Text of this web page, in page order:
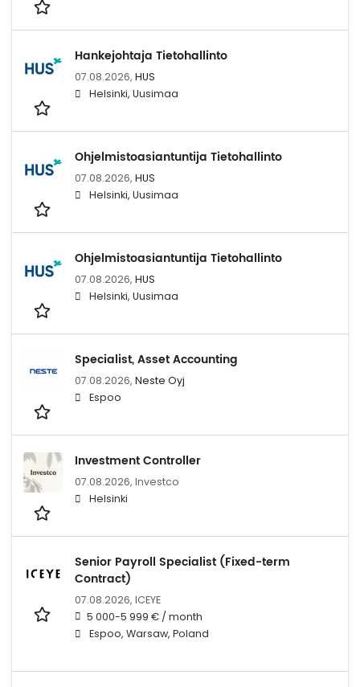
Hankejohtaja Tietohallinto
07.08.2026, HUS
Helsinki, Uusimaa
Ohjelmistoasiantuntija Tietohallinto
07.08.2026, HUS
Helsinki, Uusimaa
Ohjelmistoasiantuntija Tietohallinto
07.08.2026, HUS
Helsinki, Uusimaa
Specialist, Asset Accounting
07.08.2026, Neste Oyj
Espoo
Investment Controller
07.08.2026, Investco
Helsinki
Senior Payroll Specialist (Fixed-term
Contract)
07.08.2026, ICEYE
5 000-5 999 € / month
Espoo, Warsaw, Poland